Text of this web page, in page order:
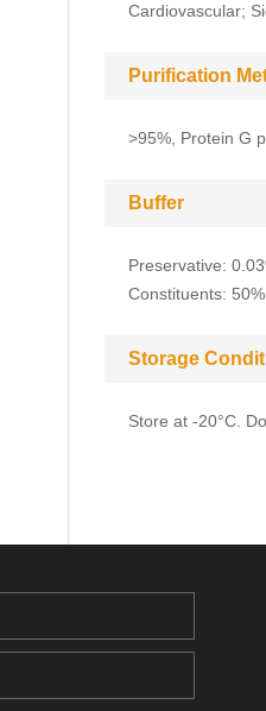
Cardiovascular;
Purification
>95%, Protein G
Buffer
Preservative:
Constituents:
Storage
Store at -20°C.